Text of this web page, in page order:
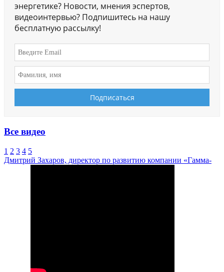
энергетике? Новости, мнения эспертов,
видеоинтервью? Подпишитесь на нашу
бесплатную рассылку!
Все видео
1 2 3 4 5
Дмитрий Захаров, директор по развитию компании «Гамма-